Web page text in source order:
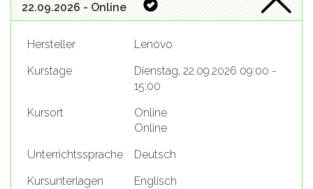
22.09.2026 - Online
Hersteller
Lenovo
Kurstage
Dienstag, 22.09.2026 09:00 -
15:00
Kursort
Online
Online
Unterrichtssprache
Deutsch
Kursunterlagen
Englisch